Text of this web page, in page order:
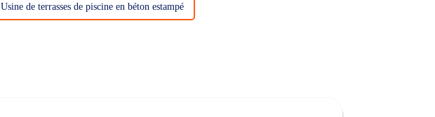
Usine de terrasses de piscine en béton estampé